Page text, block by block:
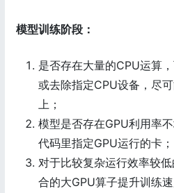
模型训练阶段：
是否存在大量的CPU运算
或去除指定CPU设备，尽
上；
模型是否存在GPU利用率
代码里指定GPU运行的卡；
对于比较复杂运行效率较
合的大GPU算子提升训练速